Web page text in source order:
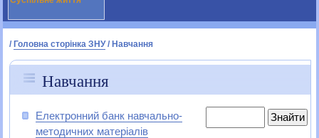
/ Головна сторінка ЗНУ / Навчання
Навчання
Електронний банк навчально-
методичних матеріалів